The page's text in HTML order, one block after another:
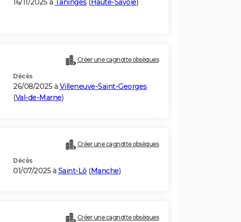
16/11/2025 à Taninges (Haute-Savoie)
Créer une cagnotte obsèques
Décès
26/08/2025 à Villeneuve-Saint-Georges
(Val-de-Marne)
Créer une cagnotte obsèques
Décès
01/07/2025 à Saint-Lô (Manche)
Créer une cagnotte obsèques